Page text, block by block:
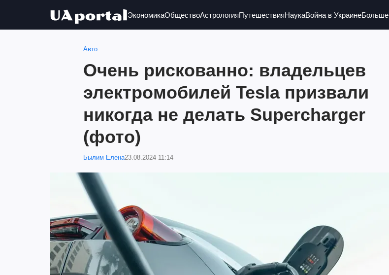
ЭкономикаОбществоАстрологияПутешествияНаукаВойна в УкраинеБольше
Авто
Очень рискованно: владельцев
электромобилей Tesla призвали
никогда не делать Supercharger
(фото)
Былим Елена23.08.2024 11:14